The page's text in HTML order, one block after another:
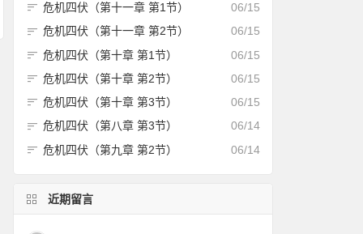
06/15
危机四伏（第十一章 第1节）
06/15
危机四伏（第十一章 第2节）
06/15
危机四伏（第十章 第1节）
06/15
危机四伏（第十章 第2节）
06/15
危机四伏（第十章 第3节）
06/14
危机四伏（第八章 第3节）
06/14
危机四伏（第九章 第2节）
近期留言